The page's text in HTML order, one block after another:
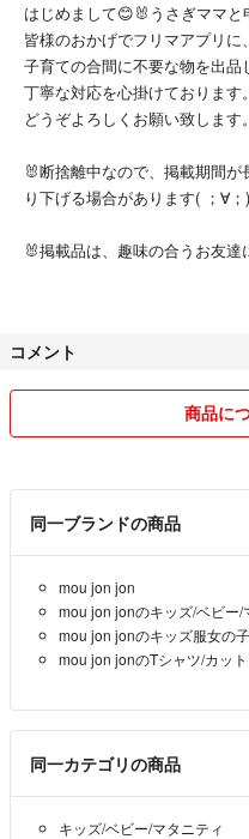
はじめまして😊🐰うさぎママと
皆様のおかげでフリマアプリ
子育ての合間に不要な物を出品
丁寧な対応を心掛けております。
どうぞよろしくお願い致します。
🐰断捨離中なので、掲載期間
り下げる場合があります( ；∀；)
🐰掲載品は、趣味の合うお友
合、突然の削除がある場合が
🐰お値引きご希望の方、急ぎの
🐰基本的に梱包資材は、リサ
ております(*^^*)
ラッピングも別途受けたわま
ださいませ😊
🐰最後までお読み頂いて、有
す🙇🐰
コメント
商品に
同一ブランドの商品
mou jon jon
mou jon jonのキッズ/ベビー/
mou jon jonのキッズ服女の
mou jon jonのTシャツ/カッ
同一カテゴリの商品
キッズ/ベビー/マタニティ